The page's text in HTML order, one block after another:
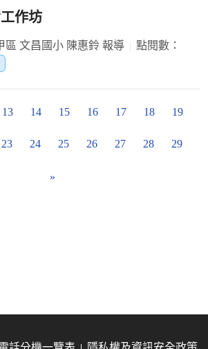
作坊
區 文昌國小 陳惠鈴 報導
點閱數：
13 14 15 16 17 18 19
23 24 25 26 27 28 29
»